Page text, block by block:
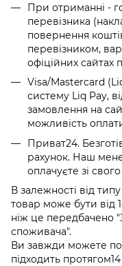
При отриманні -
перевізника
повернення
перевізником,
офіційних сайтах
Visa/Mastercard
систему Liq Pay,
замовлення на
можливість
Приват24.
рахунок. Наш
оплачуєте зі
В залежності від
товар може бути від
ніж це передбачено
споживача".
Ви завжди можете
підходить